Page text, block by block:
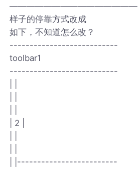
———————————————
样子的停靠方式改成
如下，不知道怎么改？
---------------------------
toolbar1
---------------------------
| 2 |
| |-------------------------